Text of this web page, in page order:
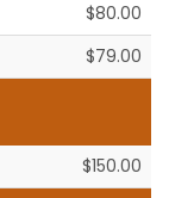
$80.00
$79.00
$150.00